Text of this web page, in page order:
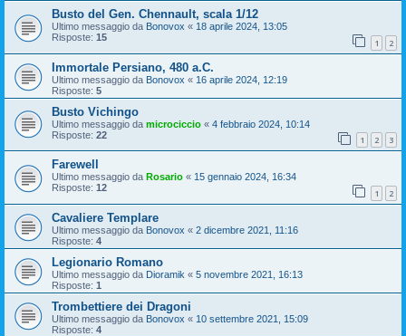
Busto del Gen. Chennault, scala 1/12
Ultimo messaggio da Bonovox « 18 aprile 2024, 13:05
Risposte: 15 1 2
Immortale Persiano, 480 a.C.
Ultimo messaggio da Bonovox « 16 aprile 2024, 12:19
Risposte: 5
Busto Vichingo
Ultimo messaggio da microciccio « 4 febbraio 2024, 10:14
Risposte: 22 1 2 3
Farewell
Ultimo messaggio da Rosario « 15 gennaio 2024, 16:34
Risposte: 12 1 2
Cavaliere Templare
Ultimo messaggio da Bonovox « 2 dicembre 2021, 11:16
Risposte: 4
Legionario Romano
Ultimo messaggio da Dioramik « 5 novembre 2021, 16:13
Risposte: 1
Trombettiere dei Dragoni
Ultimo messaggio da Bonovox « 10 settembre 2021, 15:09
Risposte: 4